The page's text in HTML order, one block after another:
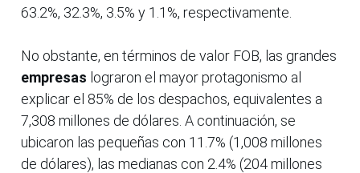
63.2%, 32.3%, 3.5% y 1.1%, respectivamente.
No obstante, en términos de valor FOB, las grandes
empresas lograron el mayor protagonismo al
explicar el 85% de los despachos, equivalentes a
7,308 millones de dólares. A continuación, se
ubicaron las pequeñas con 11.7% (1,008 millones
de dólares), las medianas con 2.4% (204 millones